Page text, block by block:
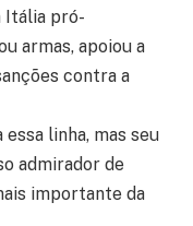
Itália pró-
armas, apoiou a
contra a
linha, mas seu
admirador de
importante da